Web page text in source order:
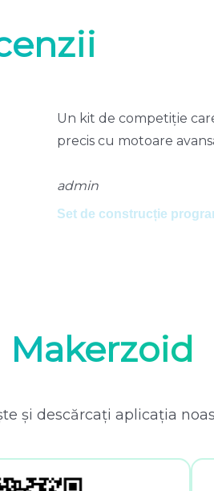
Súťažná súprava,
ovládanie s pokročilými
admin
Makerzoid Superbot
și descărcați aplicația